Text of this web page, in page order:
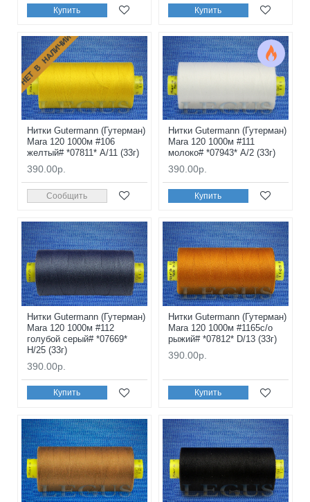
Купить Купить
НЕТ В НАЛИЧИИ
Нитки Gutermann (Гутерман)
Mara 120 1000м #106
желтый# *07811* A/11 (33г)
390.00р.
Сообщить
Нитки Gutermann (Гутерман)
Mara 120 1000м #111
молоко# *07943* A/2 (33г)
390.00р.
Купить
Нитки Gutermann (Гутерман)
Mara 120 1000м #112
голубой серый# *07669*
H/25 (33г)
390.00р.
Купить
Нитки Gutermann (Гутерман)
Mara 120 1000м #1165с/о
рыжий# *07812* D/13 (33г)
390.00р.
Купить